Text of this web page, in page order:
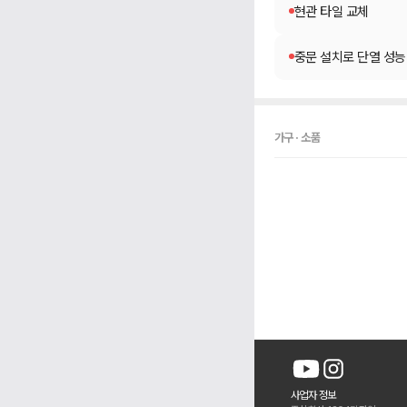
현관 타일 교체
중문 설치로 단열 성
가구 · 소품
사업자 정보